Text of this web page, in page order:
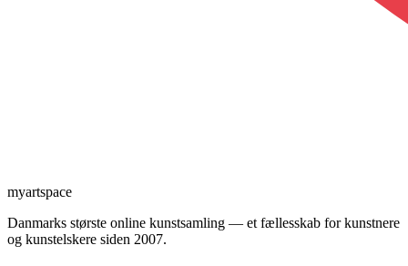
myartspace
Danmarks største online kunstsamling — et fællesskab for kunstnere
og kunstelskere siden 2007.